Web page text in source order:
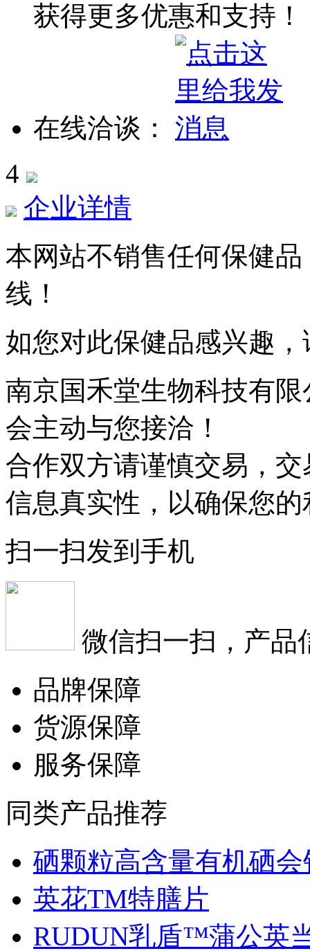
获得更多优惠和支持！
在线洽谈：
4
企业详情
本网站不销售任何保健
线！
如您对此保健品感兴趣
南京国禾堂生物科技有限
会主动与您接洽！
合作双方请谨慎交易，
信息真实性，以确保您
扫一扫发到手机
微信扫一扫，产品
品牌保障
货源保障
服务保障
同类产品推荐
硒颗粒高含量有机硒会
英花TM特膳片
RUDUN乳盾™蒲公英